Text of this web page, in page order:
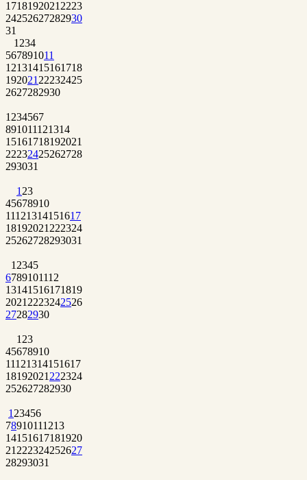
1718192021 2223
24252627282930
31
1 234
567891011
12131415161718
192021 22232425
2627282930
1 234567
891011121314
15161718192021
22232425262728
293031
1 23
45678910
11121314151617
18192021 222324
25262728293031
1 2345
6789101112
13141516171819
2021 2223242526
27282930
1 23
45678910
11121314151617
18192021 222324
252627282930
1 23456
78910111213
14151617181920
21 222324252627
28293031